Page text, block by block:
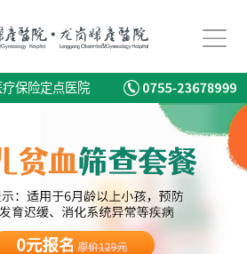
保险定点医院